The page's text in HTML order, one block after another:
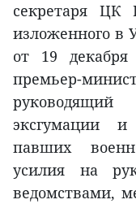
секретаря ЦК
изложенного в
от 19 декабря
премьер-
эксгумации и
павших
усилия на
ведомствами,